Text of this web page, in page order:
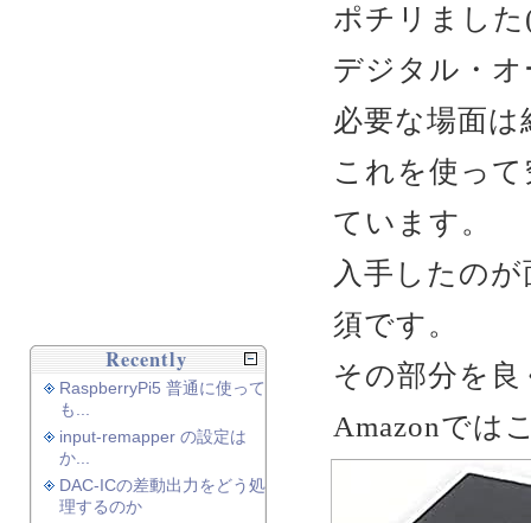
ポチリました
デジタル・
必要な場面
これを使っ
ています。
入手したの
須です。
その部分を
Amazonでは
Recently
RaspberryPi5 普通に使って
も...
input-remapper の設定は
か...
DAC-ICの差動出力をどう処
理するのか